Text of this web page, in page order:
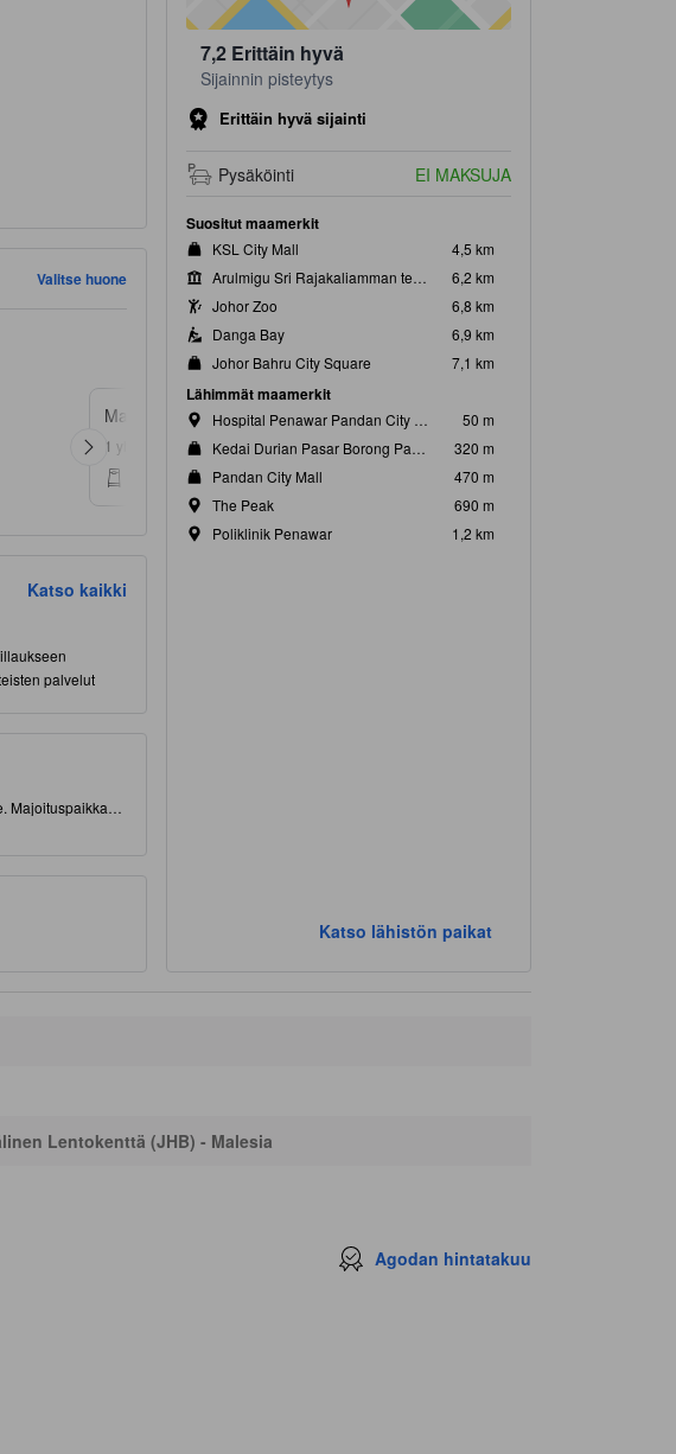
Valitse huone
Makuuhuone 3
1 yhden hengen vuode
Katso kaikki
palvelut
Majoituspaikka
7,2 Erittäin hyvä
Sijainnin pisteytys
Erittäin hyvä sijainti
Pysäköinti EI MAKSUJA
Suositut maamerkit
KSL City Mall
4,5 km
Arulmigu Sri Rajakaliamman temppeli
6,2 km
Johor Zoo
6,8 km
Danga Bay
6,9 km
Johor Bahru City Square
7,1 km
Lähimmät maamerkit
Hospital Penawar Pandan City Sdn Bhd
50 m
Kedai Durian Pasar Borong Pandan
320 m
Pandan City Mall
470 m
The Peak
690 m
Poliklinik Penawar
1,2 km
Katso lähistön paikat
Lentokenttä (JHB) - Malesia
Agodan hintatakuu